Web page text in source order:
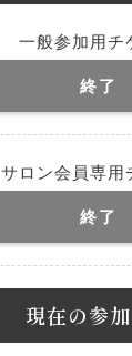
一般参加用チ
終了
サロン会員専用
終了
現在の参